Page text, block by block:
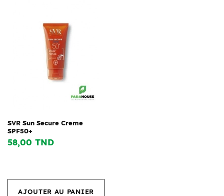
SVR Sun Secure Creme
SPF50+
58,00 TND
AJOUTER AU PANIER